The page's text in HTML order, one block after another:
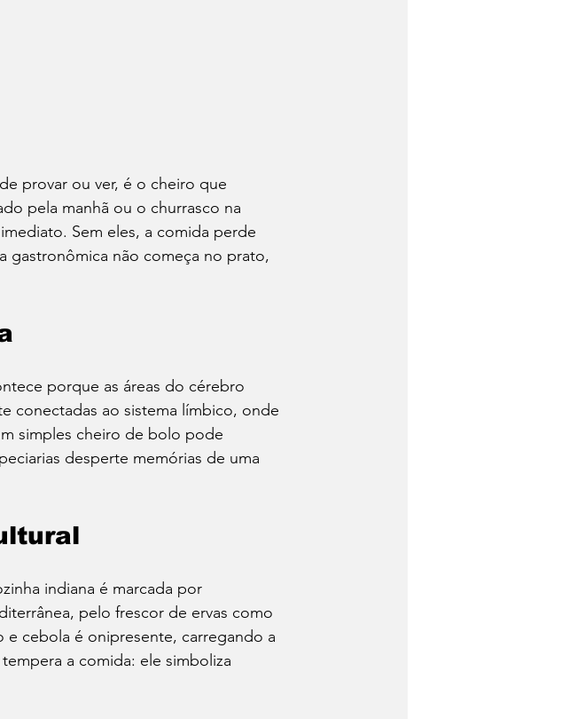
provar ou ver, é o cheiro que
pela manhã ou o churrasco na
Sem eles, a comida perde
gastronômica não começa no prato,
porque as áreas do cérebro
conectadas ao sistema límbico, onde
simples cheiro de bolo pode
desperte memórias de uma
indiana é marcada por
pelo frescor de ervas como
e cebola é onipresente, carregando a
a comida: ele simboliza